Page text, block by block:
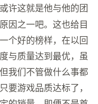
许这就是他与他的团
因之一吧。这也给目
个好的榜样，在以回
与质量达到最优，虽
我们不管做什么事都
要游戏品质达标了，